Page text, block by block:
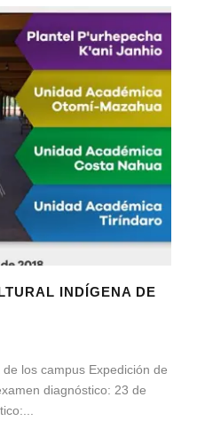
INDÍGENA DE
los campus Expedición de
diagnóstico: 23 de